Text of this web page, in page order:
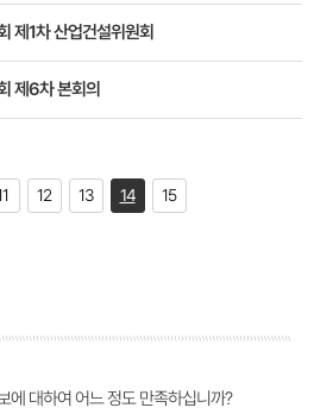
제1차 산업건설위원회
제6차 본회의
12 13 14 15
에 대하여 어느 정도 만족하십니까?